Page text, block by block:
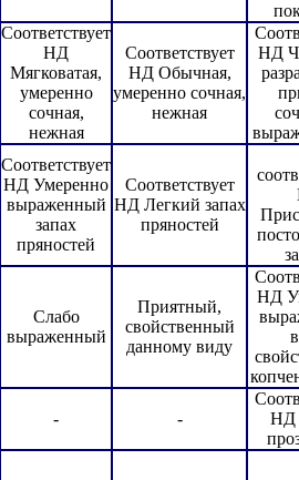
Соответствует
НД
Мягковатая,
умеренно
сочная,
нежная
Соответствует
НД Обычная,
умеренно сочная,
нежная
НД
Соответствует
НД Умеренно
выраженный
запах
пряностей
Соответствует
НД Легкий запах
пряностей
Слабо
выраженный
Приятный,
свойственный
данному виду
НД
- -
НД